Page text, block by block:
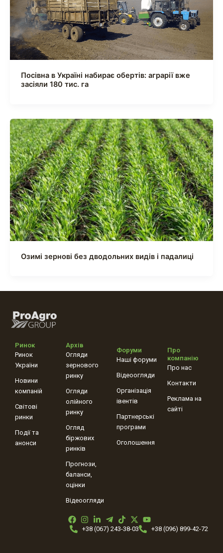
Посівна в Україні набирає обертів: аграрії вже
засіяли 180 тис. га
Озимі зернові без дводольних видів і падалиці
Ринок
Ринок
України
Новини
компаній
Світові
ринки
Події та
анонси
Архів
Огляди
зернового
ринку
Огляди
олійного
ринку
Огляд
біржових
ринків
Прогнози,
баланси,
оцінки
Відеоогляди
Форуми
Наші форуми
Відеоогляди
Організація
івентів
Партнерські
програми
Оголошення
Про
компанію
Про нас
Контакти
Реклама на
сайті
+38 (067) 243-38-03 +38 (096) 899-42-72